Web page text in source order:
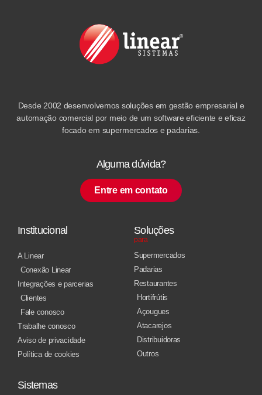
Desde 2002 desenvolvemos soluções em gestão empresarial e
automação comercial por meio de um software eficiente e eficaz
focado em supermercados e padarias.
Alguma dúvida?
Entre em contato
Institucional
A Linear
Conexão Linear
Integrações e parcerias
Clientes
Fale conosco
Trabalhe conosco
Aviso de privacidade
Política de cookies
Soluções
para
Supermercados
Padarias
Restaurantes
Hortifrútis
Açougues
Atacarejos
Distribuidoras
Outros
Sistemas